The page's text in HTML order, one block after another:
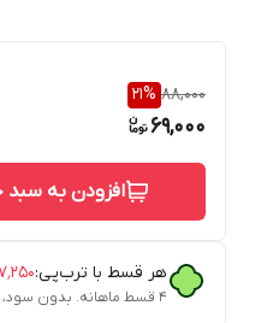
88,000
21%
69,000
افزودن به سبد
هر قسط با ترب‌پی:
۴ قسط ماهانه. بدون سود، چک و ضامن.